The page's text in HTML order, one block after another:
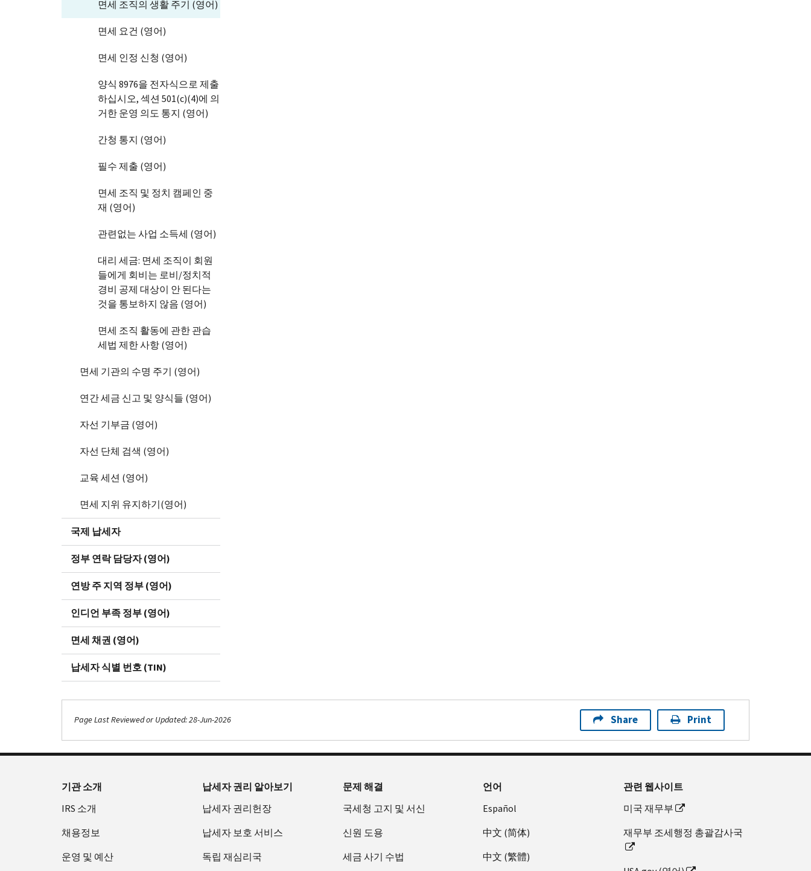
면세 조직의 생활 주기 (영어)
면세 요건 (영어)
면세 인정 신청 (영어)
양식 8976을 전자식으로 제출
하십시오, 섹션 501(c)(4)에 의
거한 운영 의도 통지 (영어)
간청 통지 (영어)
필수 제출 (영어)
면세 조직 및 정치 캠페인 중
재 (영어)
관련없는 사업 소득세 (영어)
대리 세금: 면세 조직이 회원
들에게 회비는 로비/정치적
경비 공제 대상이 안 된다는
것을 통보하지 않음 (영어)
면세 조직 활동에 관한 관습
세법 제한 사항 (영어)
면세 기관의 수명 주기 (영어)
연간 세금 신고 및 양식들 (영어)
자선 기부금 (영어)
자선 단체 검색 (영어)
교육 세션 (영어)
면세 지위 유지하기(영어)
국제 납세자
정부 연락 담당자 (영어)
연방 주 지역 정부 (영어)
인디언 부족 정부 (영어)
면세 채권 (영어)
납세자 식별 번호 (TIN)
Page Last Reviewed or Updated: 28-Jun-2026 Share Print
기관 소개
IRS 소개
채용정보
운영 및 예산
납세자 권리 알아보기
납세자 권리헌장
납세자 보호 서비스
독립 재심리국
문제 해결
국세청 고지 및 서신
신원 도용
세금 사기 수법
언어
Español
中文 (简体)
中文 (繁體)
관련 웹사이트
미국 재무부
재무부 조세행정 총괄감사국